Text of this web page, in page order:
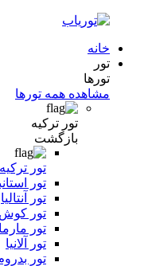
خانه
تور
تورها
مشاهده همه تورها
تور ترکیه
بازگشت
تور ترکیه
تور
تور آنتالیا
تور
تور
تور آلانیا
تور